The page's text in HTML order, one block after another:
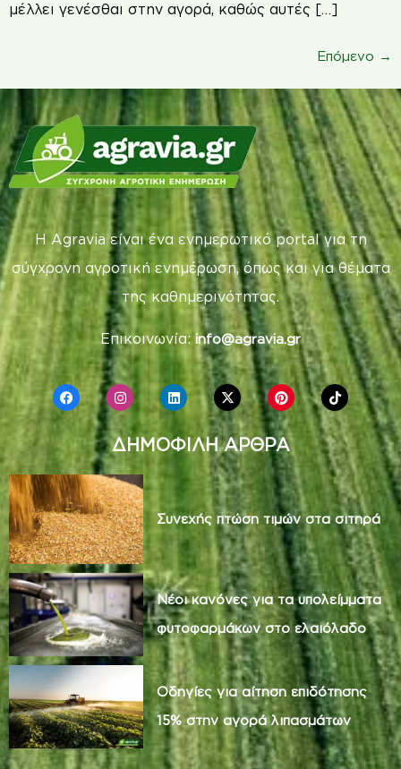
μέλλει γενέσθαι στην αγορά, καθώς αυτές […]
Επόμενο →
Η Agravia είναι ένα ενημερωτικό portal για τη
σύγχρονη αγροτική ενημέρωση, όπως και για θέματα
της καθημερινότητας.
Επικοινωνία: info@agravia.gr
ΔΗΜΟΦΙΛΗ ΑΡΘΡΑ
Συνεχής πτώση τιμών στα σιτηρά
Νέοι κανόνες για τα υπολείμματα
φυτοφαρμάκων στο ελαιόλαδο
Οδηγίες για αίτηση επιδότησης
15% στην αγορά λιπασμάτων